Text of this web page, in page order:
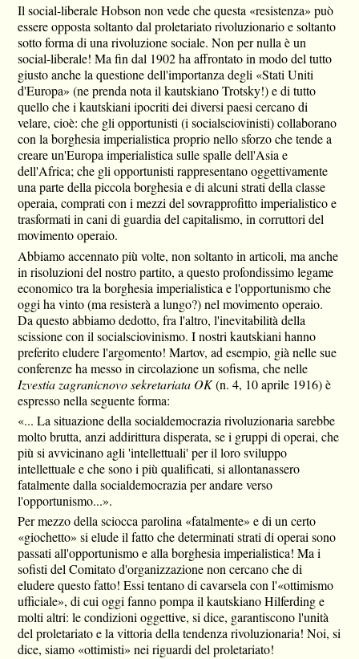
Il social-liberale Hobson non vede che questa «resistenza» può
essere opposta soltanto dal proletariato rivoluzionario e soltanto
sotto forma di una rivoluzione sociale. Non per nulla è un
social-liberale! Ma fin dal 1902 ha affrontato in modo del tutto
giusto anche la questione dell'importanza degli «Stati Uniti
d'Europa» (ne prenda nota il kautskiano Trotsky!) e di tutto
quello che i kautskiani ipocriti dei diversi paesi cercano di
velare, cioè: che gli opportunisti (i socialsciovinisti) collaborano
con la borghesia imperialistica proprio nello sforzo che tende a
creare un'Europa imperialistica sulle spalle dell'Asia e
dell'Africa; che gli opportunisti rappresentano oggettivamente
una parte della piccola borghesia e di alcuni strati della classe
operaia, comprati con i mezzi del sovrapprofitto imperialistico e
trasformati in cani di guardia del capitalismo, in corruttori del
movimento operaio.
Abbiamo accennato più volte, non soltanto in articoli, ma anche
in risoluzioni del nostro partito, a questo profondissimo legame
economico tra la borghesia imperialistica e l'opportunismo che
oggi ha vinto (ma resisterà a lungo?) nel movimento operaio.
Da questo abbiamo dedotto, fra l'altro, l'inevitabilità della
scissione con il socialsciovinismo. I nostri kautskiani hanno
preferito eludere l'argomento! Martov, ad esempio, già nelle sue
conferenze ha messo in circolazione un sofisma, che nelle
Izvestia zagranicnovo sekretariata OK(n. 4, 10 aprile 1916) è
espresso nella seguente forma:
«... La situazione della socialdemocrazia rivoluzionaria sarebbe
molto brutta, anzi addirittura disperata, se i gruppi di operai, che
più si avvicinano agli 'intellettuali' per il loro sviluppo
intellettuale e che sono i più qualificati, si allontanassero
fatalmente dalla socialdemocrazia per andare verso
l'opportunismo...».
Per mezzo della sciocca parolina «fatalmente» e di un certo
«giochetto» si elude il fatto che determinati strati di operai sono
passati all'opportunismo e alla borghesia imperialistica! Ma i
sofisti del Comitato d'organizzazione non cercano che di
eludere questo fatto! Essi tentano di cavarsela con l'«ottimismo
ufficiale», di cui oggi fanno pompa il kautskiano Hilferding e
molti altri: le condizioni oggettive, si dice, garantiscono l'unità
del proletariato e la vittoria della tendenza rivoluzionaria! Noi, si
dice, siamo «ottimisti» nei riguardi del proletariato!